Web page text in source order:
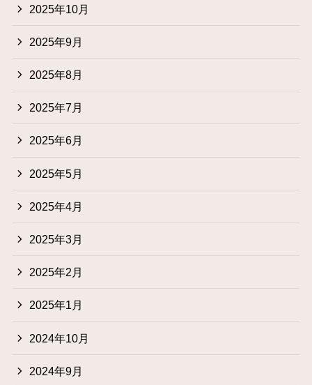
2025年10月
2025年9月
2025年8月
2025年7月
2025年6月
2025年5月
2025年4月
2025年3月
2025年2月
2025年1月
2024年10月
2024年9月